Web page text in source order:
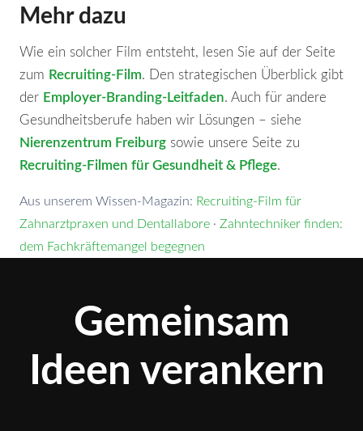
Mehr dazu
Wie ein solcher Film entsteht, lesen Sie auf der Seite
zum Recruiting-Film. Den strategischen Überblick gibt
der Employer-Branding-Leitfaden. Auch für andere
Gesundheitsberufe haben wir Lösungen – siehe
Nierenzentrum Freiburg sowie unsere Seite zu
Recruiting-Filmen für Gesundheit & Pflege.
Aus unserem Wissen-Magazin: Recruiting-Film für
Zahnarztpraxen und Dentallabore · Zahntechniker finden:
dem Fachkräftemangel begegnen
Gemeinsam
Ideen verankern